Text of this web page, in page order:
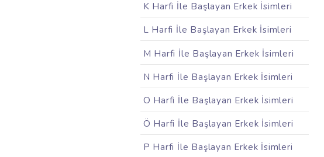
K Harfi İle Başlayan Erkek İsimleri
L Harfi İle Başlayan Erkek İsimleri
M Harfi İle Başlayan Erkek İsimleri
N Harfi İle Başlayan Erkek İsimleri
O Harfi İle Başlayan Erkek İsimleri
Ö Harfi İle Başlayan Erkek İsimleri
P Harfi İle Başlayan Erkek İsimleri